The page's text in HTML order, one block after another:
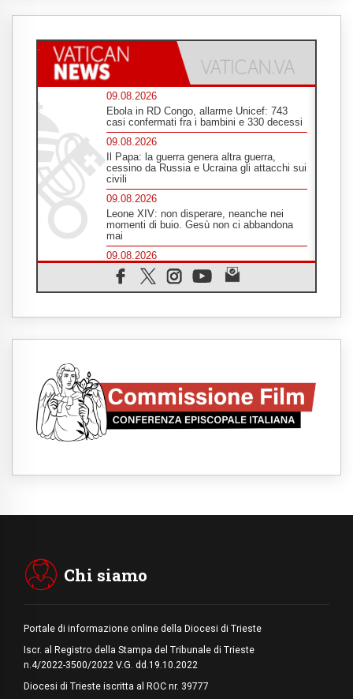
09.08.2026
Ebola in RD Congo, allarme Unicef: 743
casi confermati fra i bambini e 330 decessi
09.08.2026
Il Papa: la guerra genera altra guerra,
cessino da Russia e Ucraina gli attacchi sui
civili
09.08.2026
Leone XIV: non disperare, neanche nei
momenti di buio. Gesù non ci abbandona
mai
09.08.2026
Drammatica escalation del conflitto tra
Russia e Ucraina
Tra Tolkien e Leone, un convegno su
09.08.2026
Indonesia, un dollaro per la costruzione di
219 Chiese
Chi siamo
Portale di informazione online della Diocesi di Trieste
Iscr. al Registro della Stampa del Tribunale di Trieste
n.4/2022-3500/2022 V.G. dd.19.10.2022
Diocesi di Trieste iscritta al ROC nr. 39777